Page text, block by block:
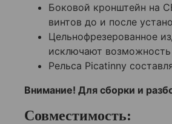
Боковой кронштейн на
винтов до и после
Цельнофрезерованное
исключают возможность
Рельса Picatinny
Внимание! Для сборки и
Совместимость: